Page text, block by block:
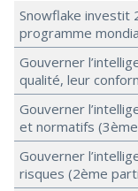
Snowflake investit
programme
Gouverner
qualité, leur
Gouverner
et normatifs
Gouverner
risques (2ème